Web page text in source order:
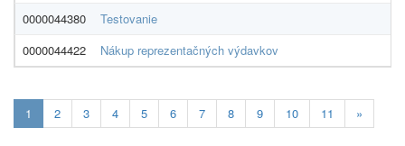
0000044380
Testovanie
0000044422
Nákup reprezentačných výdavkov
1 Aktualna-
stranka
2 3 4 5 6 7 8 9 10 11 »